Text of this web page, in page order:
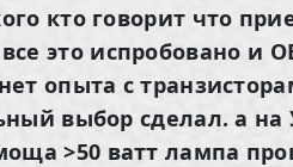
кто говорит что
это испробовано и
опыта с
выбор сделал. а на
>50 ватт лампа